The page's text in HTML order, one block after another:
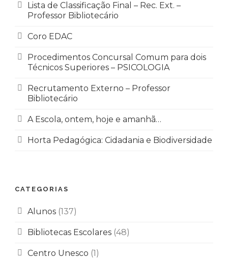
Lista de Classificação Final – Rec. Ext. –
Professor Bibliotecário
Coro EDAC
Procedimentos Concursal Comum para dois
Técnicos Superiores – PSICOLOGIA
Recrutamento Externo – Professor
Bibliotecário
A Escola, ontem, hoje e amanhã…
Horta Pedagógica: Cidadania e Biodiversidade
CATEGORIAS
Alunos (137)
Bibliotecas Escolares (48)
Centro Unesco (1)